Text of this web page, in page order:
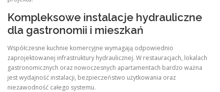
Kompleksowe instalacje hydrauliczne
dla gastronomii i mieszkań
Współczesne kuchnie komercyjne wymagają odpowiednio
zaprojektowanej infrastruktury hydraulicznej. W restauracjach, lokalach
gastronomicznych oraz nowoczesnych apartamentach bardzo ważna
jest wydajność instalacji, bezpieczeństwo użytkowania oraz
niezawodność całego systemu.